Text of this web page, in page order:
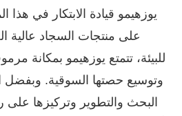
يوزهيمو قيادة الابتكار في
على منتجات السجاد عالية
للبيئة، تتمتع يوزهيمو بمكانة
وتوسيع حصتها السوقية. وبفضل
البحث والتطوير وتركيزها على